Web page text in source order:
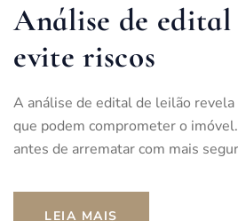
Análise de
evite riscos
A análise de edital de leilão revela
que podem comprometer o
antes de arrematar com mais
LEIA MAIS